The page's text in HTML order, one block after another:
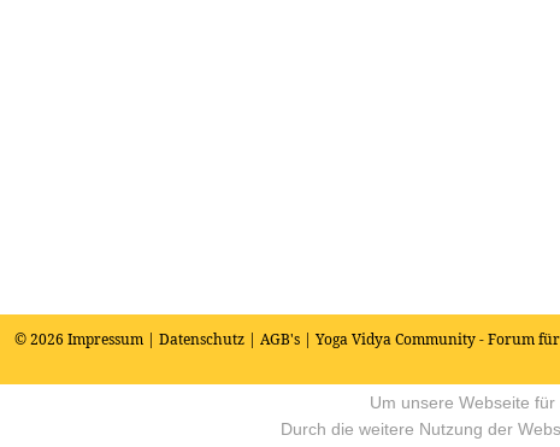
© 2026 Impressum | Datenschutz | AGB's | Yoga Vidya Community - Forum
Um unsere Webseite
Durch die weitere Nutzung der